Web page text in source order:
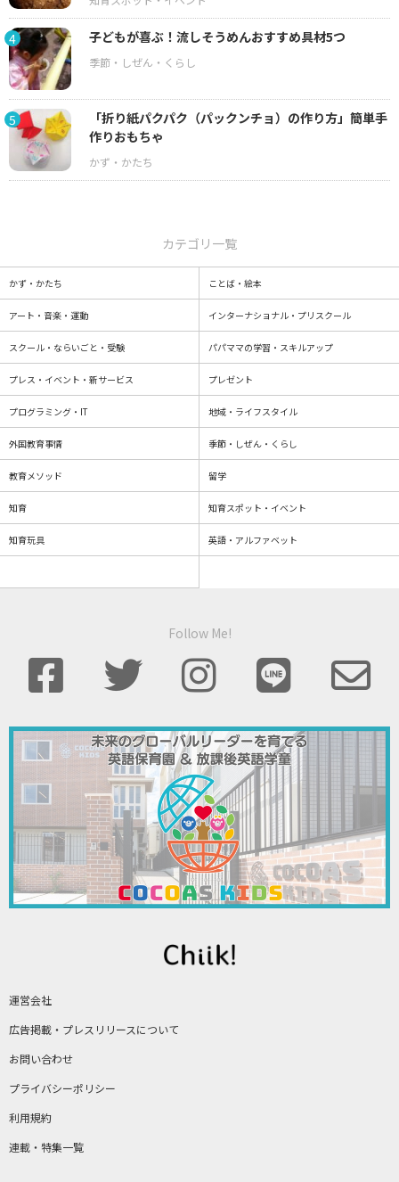
4 子どもが喜ぶ！流しそうめんおすすめ具材5つ
5
「折り紙パクパク（パックンチョ）の作り方」簡単手
作りおもちゃ
運営会社
広告掲載・プレスリリースについて
お問い合わせ
プライバシーポリシー
利用規約
連載・特集一覧
カテゴリ一覧
かず・かたち ことば・絵本
アート・音楽・運動 インターナショナル・プリスクール
スクール・ならいごと・受験 パパママの学習・スキルアップ
プレス・イベント・新サービス プレゼント
プログラミング・IT 地域・ライフスタイル
外国教育事情 季節・しぜん・くらし
教育メソッド 留学
知育 知育スポット・イベント
知育玩具 英語・アルファベット
Follow Me!